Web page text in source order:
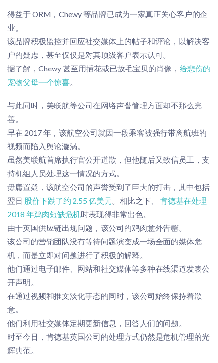
得益于 ORM，Chewy 等品牌已成为一家真正关心客户的企
业。
该品牌积极监控并回应社交媒体上的帖子和评论，以解决客
户的疑虑，甚至仅仅是对其顶级客户表示认可。
据了解，Chewy 甚至用插花或已故毛宝贝的肖像
给悲伤的
宠物父母一个惊喜
与此同时，美联航等公司在网络声誉管理方面却不那么完
善。
早在 2017 年，该航空公司就因一段乘客被强行带离航班的
视频而陷入舆论漩涡。
虽然美联航首席执行官公开道歉，但他随后又致信员工，支
持机组人员处理这一情况的方式。
毋庸置疑，该航空公司的声誉受到了巨大的打击，其中包括
翌日 股价下跌了约 2.55 亿美元。相比之下、
肯德基在处理
2018 年鸡肉短缺危机时表现得非常出色。
由于英国供应链出现问题，该公司的鸡肉意外告罄。
该公司的营销团队没有等待问题演变成一场全面的媒体危
机，而是立即对问题进行了积极的解释。
他们通过电子邮件、网站和社交媒体等多种在线渠道发表公
开声明。
在通过视频和推文淡化事态的同时，该公司始终保持着歉
意。
他们利用社交媒体定期更新信息，回答人们的问题。
时至今日，肯德基英国公司的处理方式仍然是危机管理的光
辉典范。